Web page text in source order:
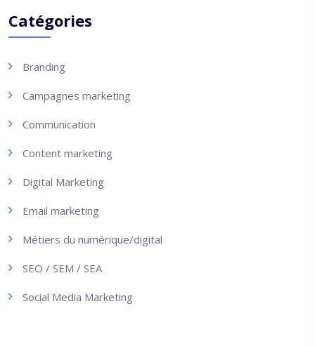
Catégories
Branding
Campagnes marketing
Communication
Content marketing
Digital Marketing
Email marketing
Métiers du numérique/digital
SEO / SEM / SEA
Social Media Marketing